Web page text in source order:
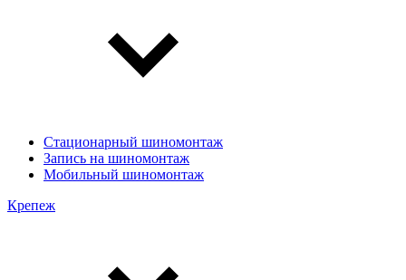
Стационарный шиномонтаж
Запись на шиномонтаж
Мобильный шиномонтаж
Крепеж